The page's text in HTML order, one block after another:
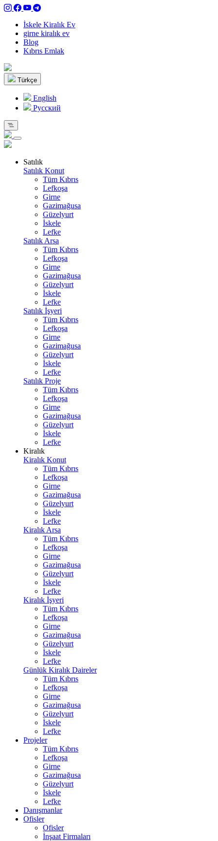
İskele Kiralık Ev
girne kiralık ev
Blog
Kıbrıs Emlak
Türkçe
English
Pусский
Satılık
Satılık Konut
Tüm Kıbrıs
Lefkoşa
Girne
Gazimağusa
Güzelyurt
İskele
Lefke
Satılık Arsa
Tüm Kıbrıs
Lefkoşa
Girne
Gazimağusa
Güzelyurt
İskele
Lefke
Satılık İşyeri
Tüm Kıbrıs
Lefkoşa
Girne
Gazimağusa
Güzelyurt
İskele
Lefke
Satılık Proje
Tüm Kıbrıs
Lefkoşa
Girne
Gazimağusa
Güzelyurt
İskele
Lefke
Kiralık
Kiralık Konut
Tüm Kıbrıs
Lefkoşa
Girne
Gazimağusa
Güzelyurt
İskele
Lefke
Kiralık Arsa
Tüm Kıbrıs
Lefkoşa
Girne
Gazimağusa
Güzelyurt
İskele
Lefke
Kiralık İşyeri
Tüm Kıbrıs
Lefkoşa
Girne
Gazimağusa
Güzelyurt
İskele
Lefke
Günlük Kiralık Daireler
Tüm Kıbrıs
Lefkoşa
Girne
Gazimağusa
Güzelyurt
İskele
Lefke
Projeler
Tüm Kıbrıs
Lefkoşa
Girne
Gazimağusa
Güzelyurt
İskele
Lefke
Danışmanlar
Ofisler
Ofisler
İnşaat Firmaları